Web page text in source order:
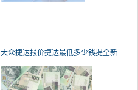
大众捷达报价捷达最低多少钱提全新